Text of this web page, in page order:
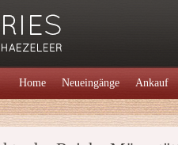
Home Neueingänge Ankauf